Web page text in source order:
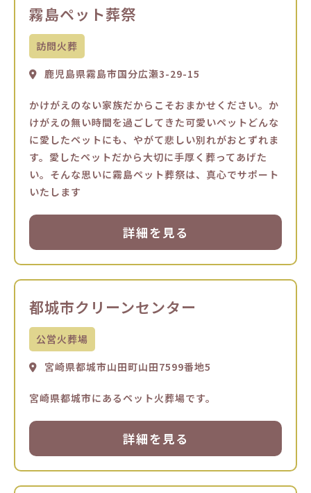
霧島ペット葬祭
訪問火葬
鹿児島県霧島市国分広瀬3-29-15
かけがえのない家族だからこそおまかせください。か
けがえの無い時間を過ごしてきた可愛いペットどんな
に愛したペットにも、やがて悲しい別れがおとずれま
す。愛したペットだから大切に手厚く葬ってあげた
い。そんな思いに霧島ペット葬祭は、真心でサポート
いたします
詳細を見る
都城市クリーンセンター
公営火葬場
宮崎県都城市山田町山田7599番地5
宮崎県都城市にあるペット火葬場です。
詳細を見る